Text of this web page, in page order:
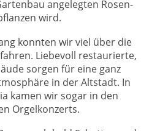
angelegten Rosen-
wird.
konnten wir viel über die
Liebevoll restaurierte,
sorgen für eine ganz
in der Altstadt. In
kamen wir sogar in den
Orgelkonzerts.